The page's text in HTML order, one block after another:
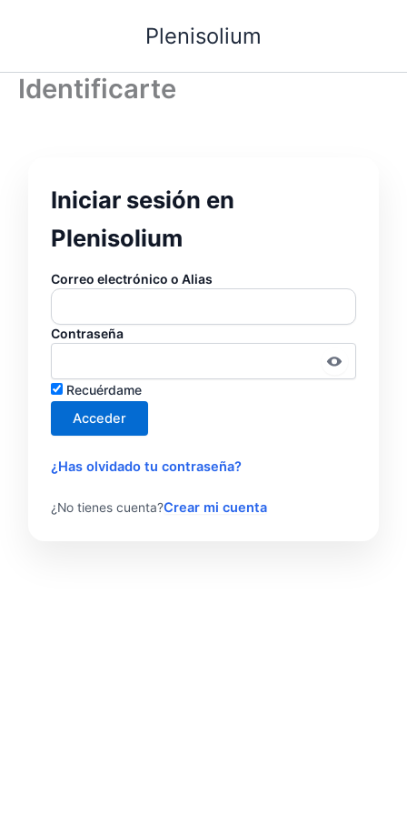
Plenisolium
Identificarte
Iniciar sesión en
Plenisolium
Correo electrónico o Alias
Contraseña
Recuérdame
¿Has olvidado tu contraseña?
¿No tienes cuenta?Crear mi cuenta